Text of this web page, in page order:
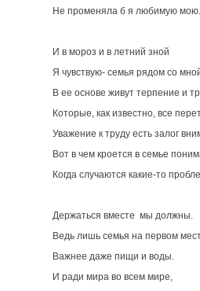
Не променяла б я любимую мою.
И в мороз и в летний зной
Я чувствую- семья рядом со
В ее основе живут терпение и
Которые, как известно, все
Уважение к труду есть залог
Вот в чем кроется в семье
Когда случаются какие-то
Держаться вместе мы должны.
Ведь лишь семья на первом
Важнее даже пищи и воды.
И ради мира во всем мире,